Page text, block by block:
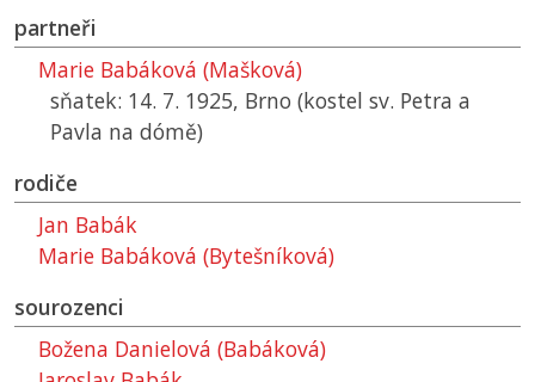
partneři
Marie Babáková (Mašková)
sňatek: 14. 7. 1925, Brno (kostel sv. Petra a
Pavla na dómě)
rodiče
Jan Babák
Marie Babáková (Bytešníková)
sourozenci
Božena Danielová (Babáková)